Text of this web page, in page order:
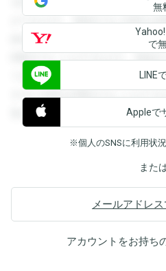
ができます。登録すると回答を
録すると回答を閲覧することが
閲覧することができます。登録
できます。登録すると回答を閲
すると回答を閲覧することがで
覧することができます。
無
で
LINE
Appleで
※個人のSNSに利用状
また
メールアドレ
アカウントをお持ち